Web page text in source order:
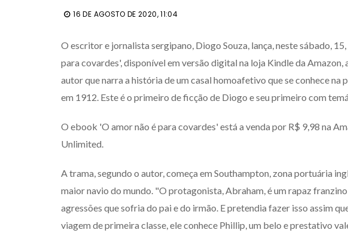
16 DE AGOSTO DE 2020, 11:04
O escritor e jornalista sergipano, Diogo Souza, lança, neste sábado,
para covardes', disponível em versão digital na loja Kindle da Amazon,
autor que narra a história de um casal homoafetivo que se conhece na
em 1912. Este é o primeiro de ficção de Diogo e seu primeiro com
O ebook 'O amor não é para covardes' está a venda por R$ 9,98 na
Unlimited.
A trama, segundo o autor, começa em Southampton, zona portuária
maior navio do mundo. "O protagonista, Abraham, é um rapaz
agressões que sofria do pai e do irmão. E pretendia fazer isso assim
viagem de primeira classe, ele conhece Phillip, um belo e prestativo